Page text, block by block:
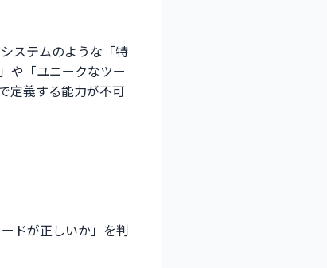
ステムのような「特
や「ユニークなツー
定義する能力が不可
ドが正しいか」を判